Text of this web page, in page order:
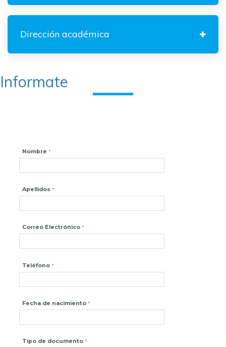
Dirección académica
Informate
Nombre
Apellidos
Correo Electrónico
Teléfono
Fecha de nacimiento
Tipo de documento